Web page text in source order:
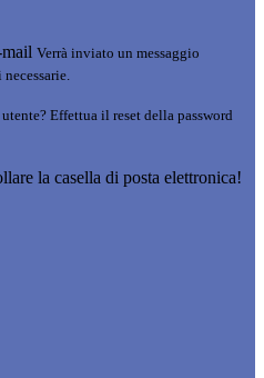
Verrà inviato un messaggio
Effettua il reset della password
la casella di posta elettronica!